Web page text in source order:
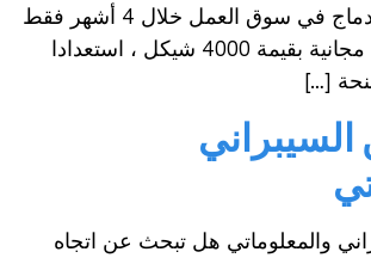
المساعدة في الاندماج في سوق العمل خلال 4 أشهر فقط
دورة لغة انجليزية مجانية بقيمة 4000 شيكل ، استعدادا
[…]
السيبراني
والمعلوماتي هل تبحث عن اتجاه